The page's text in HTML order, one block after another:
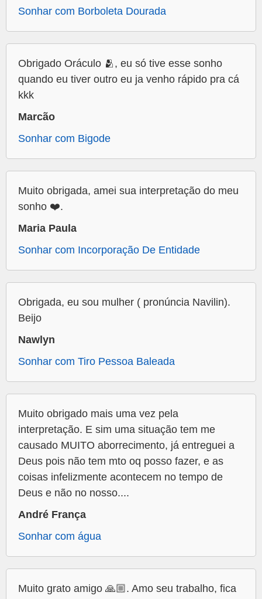
Sonhar com Borboleta Dourada
Obrigado Oráculo 🫂, eu só tive esse sonho
quando eu tiver outro eu ja venho rápido pra cá
kkk
Marcão
Sonhar com Bigode
Muito obrigada, amei sua interpretação do meu
sonho ❤️.
Maria Paula
Sonhar com Incorporação De Entidade
Obrigada, eu sou mulher ( pronúncia Navilin).
Beijo
Nawlyn
Sonhar com Tiro Pessoa Baleada
Muito obrigado mais uma vez pela
interpretação. E sim uma situação tem me
causado MUITO aborrecimento, já entreguei a
Deus pois não tem mto oq posso fazer, e as
coisas infelizmente acontecem no tempo de
Deus e não no nosso....
André França
Sonhar com água
Muito grato amigo 🙏🏼. Amo seu trabalho, fica